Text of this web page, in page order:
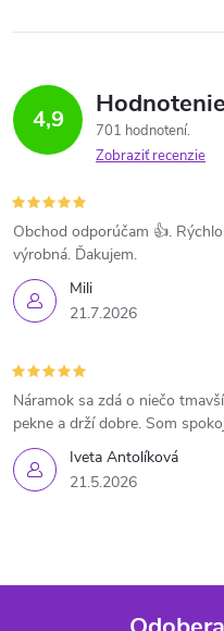
4,9
701 hodnotení
Zobraziť recenzie
Mili
21.7.2026
Obchod odporúčam 👍.
výrobná. Ďakujem.
Iveta Antolíková
21.5.2026
Náramok sa zdá o niečo
pekne a drží dobre. Som